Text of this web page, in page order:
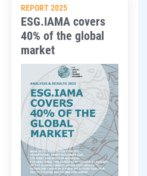
REPORT 2025
ESG.IAMA covers
40% of the global
market